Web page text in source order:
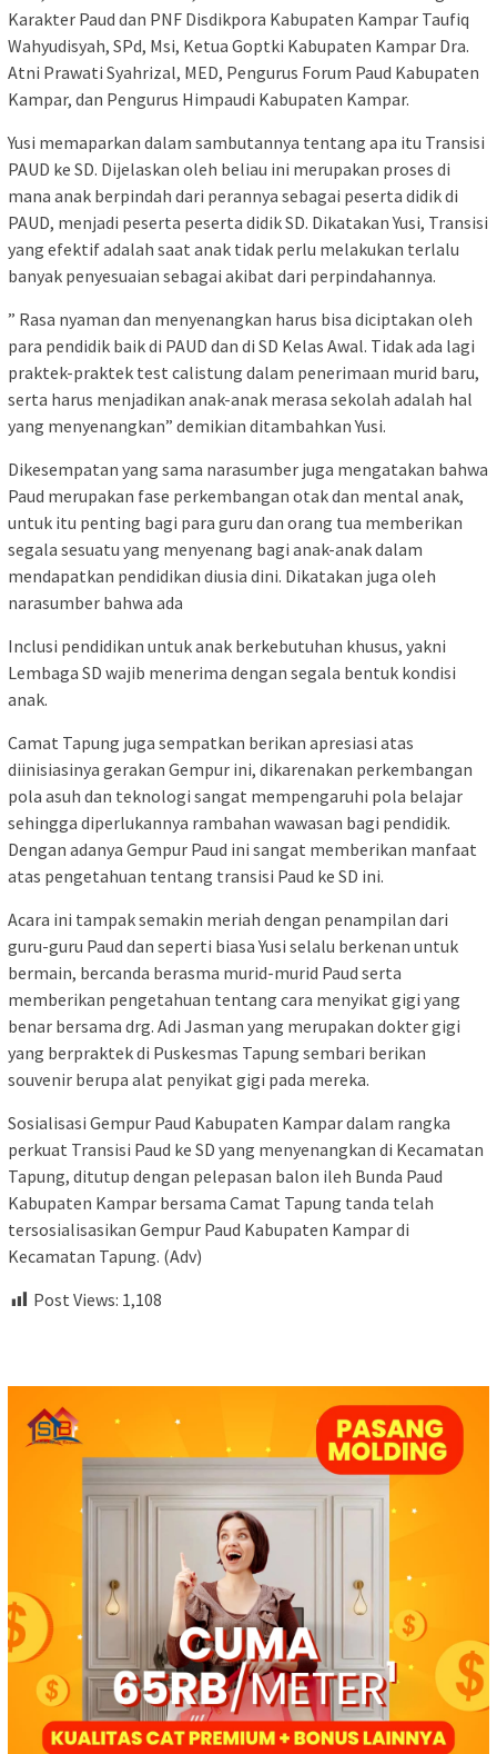
Karakter Paud dan PNF Disdikpora Kabupaten Kampar Taufiq
Wahyudisyah, SPd, Msi, Ketua Goptki Kabupaten Kampar Dra.
Atni Prawati Syahrizal, MED, Pengurus Forum Paud Kabupaten
Kampar, dan Pengurus Himpaudi Kabupaten Kampar.
Yusi memaparkan dalam sambutannya tentang apa itu Transisi
PAUD ke SD. Dijelaskan oleh beliau ini merupakan proses di
mana anak berpindah dari perannya sebagai peserta didik di
PAUD, menjadi peserta peserta didik SD. Dikatakan Yusi, Transisi
yang efektif adalah saat anak tidak perlu melakukan terlalu
banyak penyesuaian sebagai akibat dari perpindahannya.
” Rasa nyaman dan menyenangkan harus bisa diciptakan oleh
para pendidik baik di PAUD dan di SD Kelas Awal. Tidak ada lagi
praktek-praktek test calistung dalam penerimaan murid baru,
serta harus menjadikan anak-anak merasa sekolah adalah hal
yang menyenangkan” demikian ditambahkan Yusi.
Dikesempatan yang sama narasumber juga mengatakan bahwa
Paud merupakan fase perkembangan otak dan mental anak,
untuk itu penting bagi para guru dan orang tua memberikan
segala sesuatu yang menyenang bagi anak-anak dalam
mendapatkan pendidikan diusia dini. Dikatakan juga oleh
narasumber bahwa ada
Inclusi pendidikan untuk anak berkebutuhan khusus, yakni
Lembaga SD wajib menerima dengan segala bentuk kondisi
anak.
Camat Tapung juga sempatkan berikan apresiasi atas
diinisiasinya gerakan Gempur ini, dikarenakan perkembangan
pola asuh dan teknologi sangat mempengaruhi pola belajar
sehingga diperlukannya rambahan wawasan bagi pendidik.
Dengan adanya Gempur Paud ini sangat memberikan manfaat
atas pengetahuan tentang transisi Paud ke SD ini.
Acara ini tampak semakin meriah dengan penampilan dari
guru-guru Paud dan seperti biasa Yusi selalu berkenan untuk
bermain, bercanda berasma murid-murid Paud serta
memberikan pengetahuan tentang cara menyikat gigi yang
benar bersama drg. Adi Jasman yang merupakan dokter gigi
yang berpraktek di Puskesmas Tapung sembari berikan
souvenir berupa alat penyikat gigi pada mereka.
Sosialisasi Gempur Paud Kabupaten Kampar dalam rangka
perkuat Transisi Paud ke SD yang menyenangkan di Kecamatan
Tapung, ditutup dengan pelepasan balon ileh Bunda Paud
Kabupaten Kampar bersama Camat Tapung tanda telah
tersosialisasikan Gempur Paud Kabupaten Kampar di
Kecamatan Tapung. (Adv)
Post Views: 1,108